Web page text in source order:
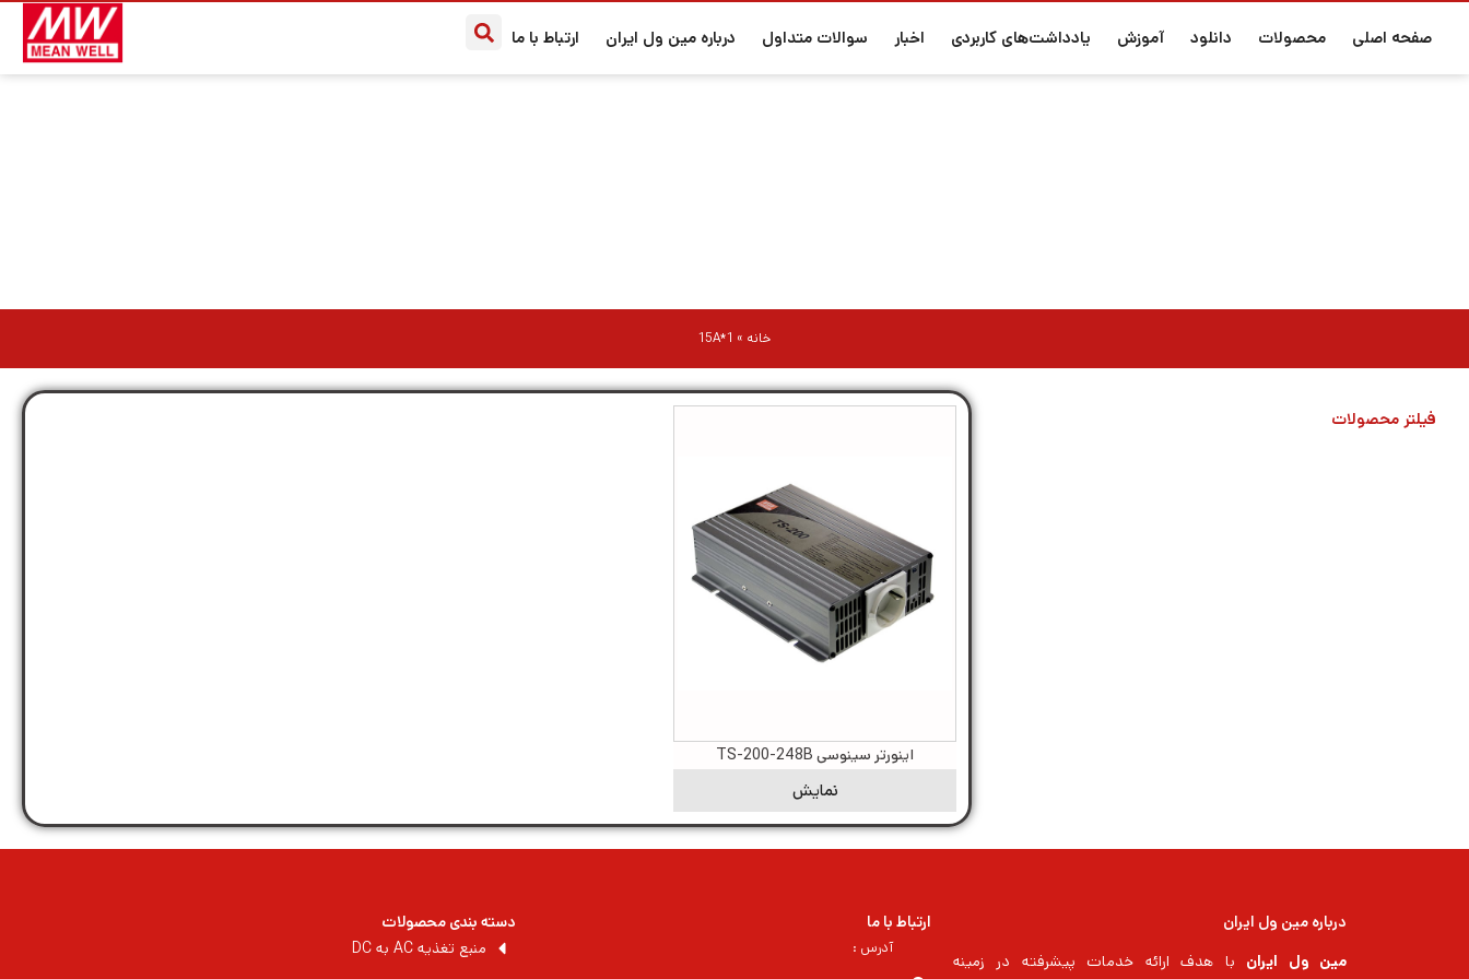
صفحه اصلی محصولات دانلود آموزش یادداشت‌های کاربردی اخبار سوالات متداول درباره مین ول ایران ارتباط با ما
خانه »
15A*1
فیلتر محصولات
اینورتر سینوسی TS-200-248B
نمایش
درباره مین ول ایران
مین ول ایران با هدف ارائه خدمات پیشرفته در زمینه
ارتباط با ما
آدرس :
دسته بندی محصولات
منبع تغذیه AC به DC